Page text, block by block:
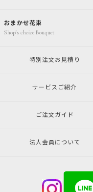
おまかせ花束
Shop's choice Bouquet
特別注文 お見積り
サービスご紹介
ご注文ガイド
法人会員について